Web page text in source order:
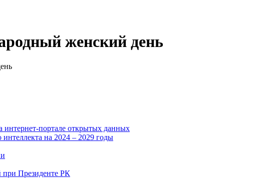
женский день
портале открытых данных
на 2024 – 2029 годы
Президенте РК